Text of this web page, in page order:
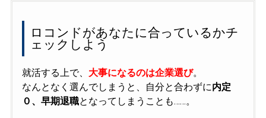
ロコンドがあなたに合っているかチ
ェックしよう
就活する上で、 大事になるのは企業選び。
なんとなく選んでしまうと、自分と合わずに内定
０、早期退職となってしまうことも……。